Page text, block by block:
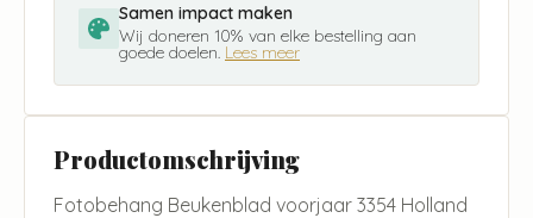
Samen impact maken
Wij doneren 10% van elke bestelling aan
goede doelen. Lees meer
Productomschrijving
Fotobehang Beukenblad voorjaar 3354 Holland